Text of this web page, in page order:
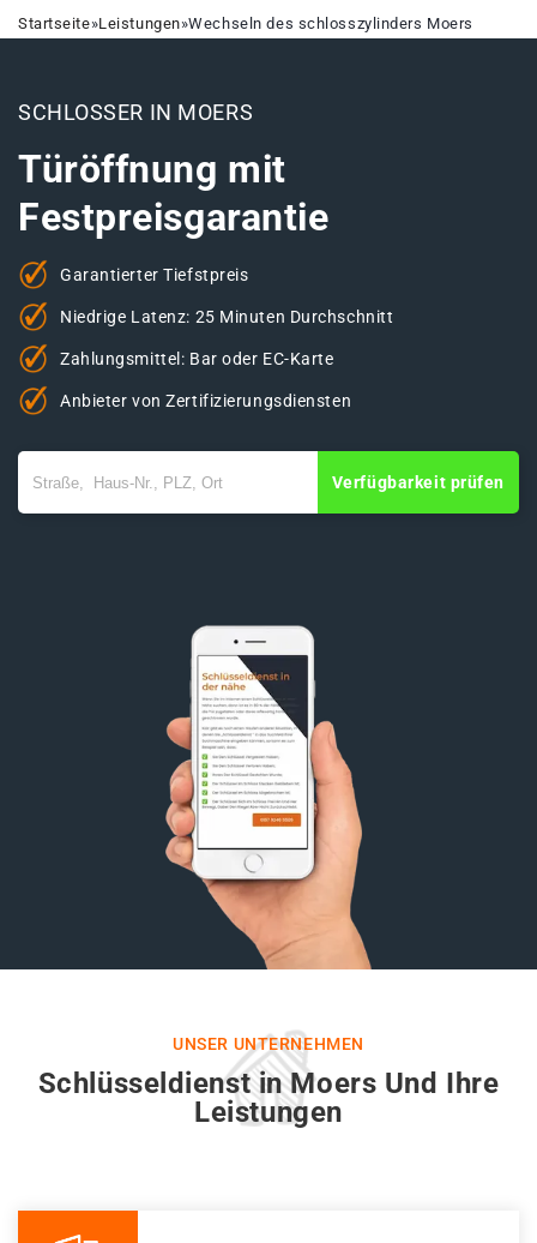
Startseite»Leistungen»Wechseln des schlosszylinders Moers
SCHLOSSER IN MOERS
Türöffnung mit
Festpreisgarantie
Garantierter Tiefstpreis
Niedrige Latenz: 25 Minuten Durchschnitt
Zahlungsmittel: Bar oder EC-Karte
Anbieter von Zertifizierungsdiensten
Verfügbarkeit prüfen
UNSER UNTERNEHMEN
Schlüsseldienst in Moers Und Ihre
Leistungen